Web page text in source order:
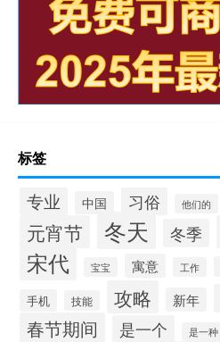
标签
专业 中国 习俗 他们的
元宵节 冬天 冬季
宋代 宝宝 寓意 工作
手机 技能 攻略 新年
春节期间 是一个 是一种